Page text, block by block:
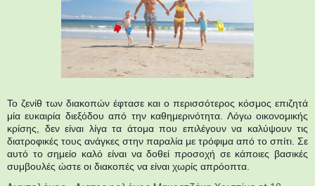
Το ζενίθ των διακοπών έφτασε και ο περισσότερος κόσμος επιζητά
μία ευκαιρία διεξόδου από την καθημερινότητα. Λόγω οικονομικής
κρίσης, δεν είναι λίγα τα άτομα που επιλέγουν να καλύψουν τις
διατροφικές τους ανάγκες στην παραλία με τρόφιμα από το σπίτι. Σε
αυτό το σημείο καλό είναι να δοθεί προσοχή σε κάποιες βασικές
συμβουλές ώστε οι διακοπές να είναι χωρίς απρόοπτα.